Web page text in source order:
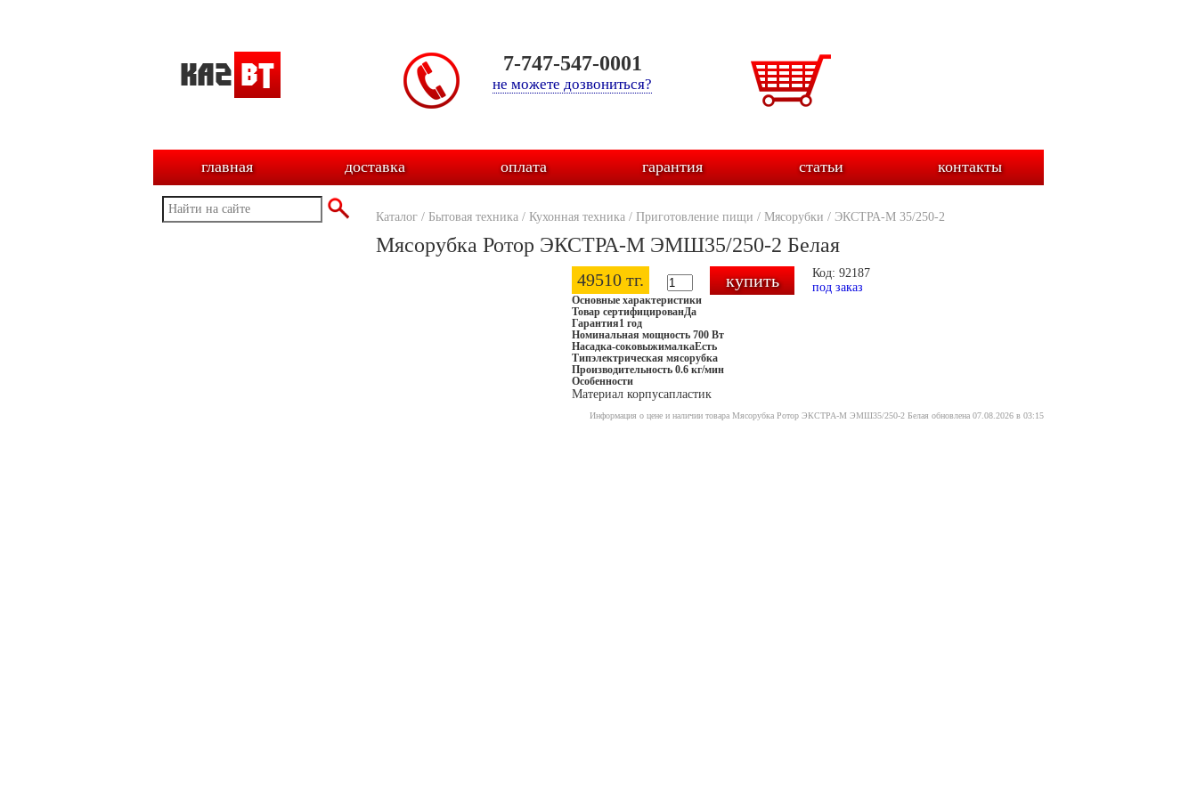
7-747-547-0001
не можете дозвониться?
главная доставка оплата гарантия статьи контакты
Каталог / Бытовая техника / Кухонная техника / Приготовление пищи / Мясорубки / ЭКСТРА-М 35/250-2
Мясорубка Ротор ЭКСТРА-М ЭМШ35/250-2 Белая
49510 тг.
Код: 92187
под заказ
Основные характеристики
Товар сертифицированДа
Гарантия1 год
Номинальная мощность 700 Вт
Насадка-соковыжималкаЕсть
Типэлектрическая мясорубка
Производительность 0.6 кг/мин
Особенности
Материал корпусапластик
Информация о цене и наличии товара Мясорубка Ротор ЭКСТРА-М ЭМШ35/250-2 Белая обновлена 07.08.2026 в 03:15